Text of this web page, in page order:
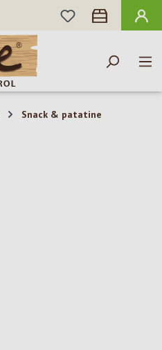
HAI 0 ARTICOLI
Snack & patatine